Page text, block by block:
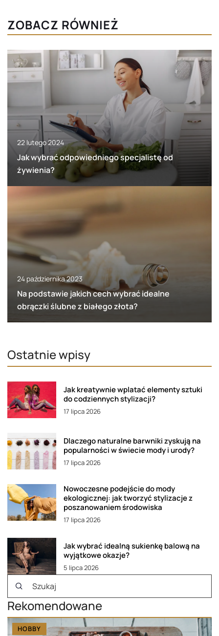
ZOBACZ RÓWNIEŻ
22 lutego 2024
Jak wybrać odpowiedniego specjalistę od
żywienia?
24 października 2023
Na podstawie jakich cech wybrać idealne
obrączki ślubne z białego złota?
Ostatnie wpisy
Jak kreatywnie wplatać elementy sztuki
do codziennych stylizacji?
17 lipca 2026
Dlaczego naturalne barwniki zyskują na
popularności w świecie mody i urody?
17 lipca 2026
Nowoczesne podejście do mody
ekologicznej: jak tworzyć stylizacje z
poszanowaniem środowiska
17 lipca 2026
Jak wybrać idealną sukienkę balową na
wyjątkowe okazje?
5 lipca 2026
Rekomendowane
HOBBY